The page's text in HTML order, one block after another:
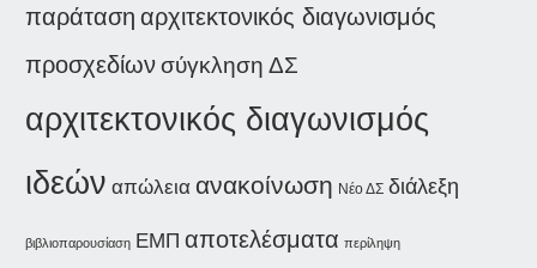
παράταση αρχιτεκτονικός διαγωνισμός
προσχεδίων σύγκληση ΔΣ
αρχιτεκτονικός διαγωνισμός
ιδεών απώλεια ανακοίνωση Νέο ΔΣ διάλεξη
βιβλιοπαρουσίαση ΕΜΠ αποτελέσματα περίληψη